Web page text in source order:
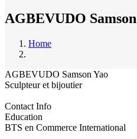
AGBEVUDO Samson
Breadcrumb
Home
AGBEVUDO Samson Yao
Sculpteur et bijoutier
Contact Info
Education
BTS en Commerce International